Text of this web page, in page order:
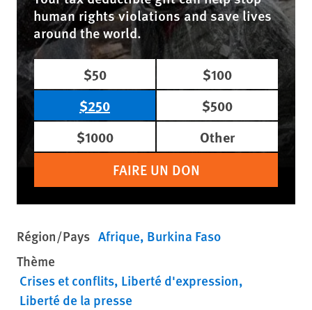
human rights violations and save lives
around the world.
$50
$100
$250
$500
$1000
Other
FAIRE UN DON
Région/Pays Afrique Burkina Faso
Thème
Crises et conflits Liberté d'expression
Liberté de la presse